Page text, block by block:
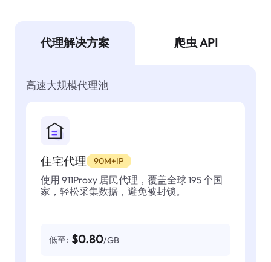
代理解决方案 爬虫 API
高速大规模代理池
住宅代理 90M+IP
使用 911Proxy 居民代理，覆盖全球 195 个国
家，轻松采集数据，避免被封锁。
低至: $0.80/GB